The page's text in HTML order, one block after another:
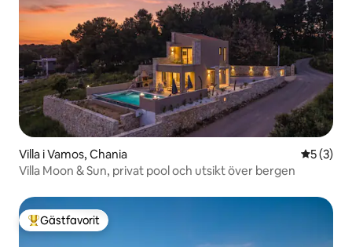
Villa i Vamos, Chania 5 av 5 i
5 (3)
Villa Moon & Sun, privat pool och utsikt över bergen
Populär gästfavorit
Gästfavorit